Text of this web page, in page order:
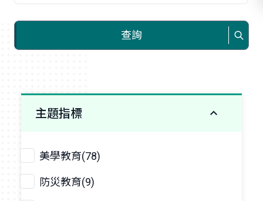
查詢
主題指標
美學教育(78)
防災教育(9)